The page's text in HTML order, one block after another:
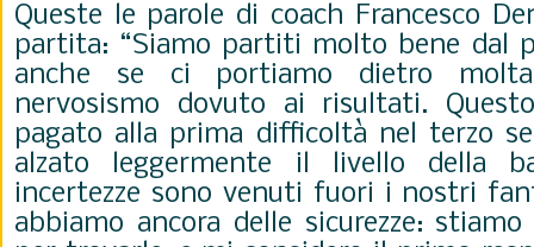
Queste le parole di coach Francesco
partita: “Siamo partiti molto bene dal
anche se ci portiamo dietro
nervosismo dovuto ai risultati.
pagato alla prima difficoltà nel terzo
alzato leggermente il livello della
incertezze sono venuti fuori i nostri
abbiamo ancora delle sicurezze: